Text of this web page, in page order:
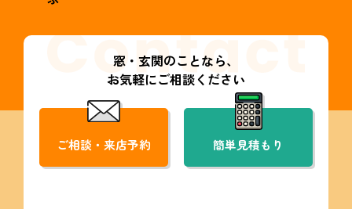
窓・玄関のことなら、
お気軽にご相談ください
ご相談・来店予約 簡単見積もり